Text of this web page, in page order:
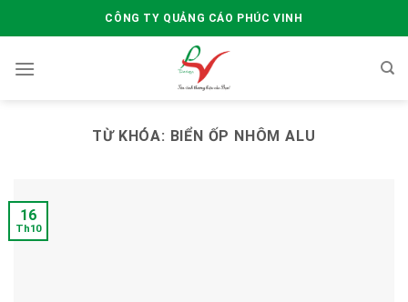
to
CÔNG TY QUẢNG CÁO PHÚC VINH
TỪ KHÓA: BIỂN ỐP NHÔM ALU
16
Th10